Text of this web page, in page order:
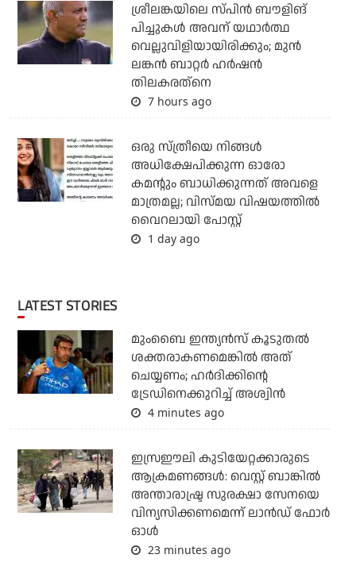
ശ്രീലങ്കയിലെ സ്പിന്‍ ബൗളിങ്
പിച്ചുകള്‍ അവന് യഥാര്‍ത്ഥ
വെല്ലുവിളിയായിരിക്കും; മുന്‍
ലങ്കന്‍ ബാറ്റര്‍ ഹര്‍ഷന്‍
തിലകരത്‌നെ
7 hours ago
ഒരു സ്ത്രീയെ നിങ്ങള്‍
അധിക്ഷേപിക്കുന്ന ഓരോ
കമന്റും ബാധിക്കുന്നത് അവളെ
മാത്രമല്ല; വിസ്മയ വിഷയത്തില്‍
വൈറലായി പോസ്റ്റ്
1 day ago
LATEST STORIES
മുംബൈ ഇന്ത്യന്‍സ് കൂടുതല്‍
ശക്തരാകണമെങ്കില്‍ അത്
ചെയ്യണം; ഹര്‍ദിക്കിന്റെ
ട്രേഡിനെക്കുറിച്ച് അശ്വിന്‍
4 minutes ago
ഇസ്രഈലി കുടിയേറ്റക്കാരുടെ
ആക്രമണങ്ങള്‍: വെസ്റ്റ് ബാങ്കില്‍
അന്താരാഷ്ട്ര സുരക്ഷാ സേനയെ
വിന്യസിക്കണമെന്ന് ലാന്‍ഡ് ഫോര്‍
ഓള്‍
23 minutes ago